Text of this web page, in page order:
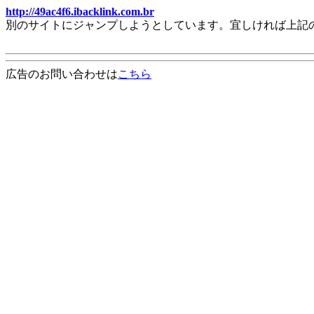
http://49ac4f6.ibacklink.com.br
別のサイトにジャンプしようとしています。宜しければ上
広告のお問い合わせはこちら